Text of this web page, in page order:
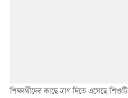
শিক্ষার্থীদের কাছে ত্রাণ দিতে এসেছে শিশুটি